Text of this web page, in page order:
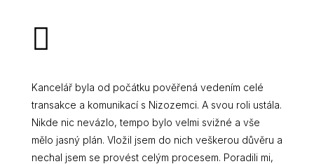
Kancelář byla od počátku pověřená vedením celé
transakce a komunikací s Nizozemci. A svou roli ustála.
Nikde nic nevázlo, tempo bylo velmi svižné a vše
mělo jasný plán. Vložil jsem do nich veškerou důvěru a
nechal jsem se provést celým procesem. Poradili mi,